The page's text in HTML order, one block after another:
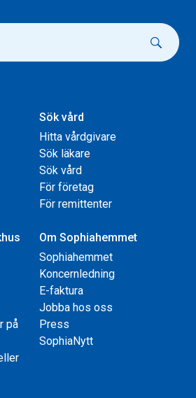
Sök vård
Hitta vårdgivare
Sök läkare
Sök vård
För företag
För remittenter
på
Om Sophiahemmet
Sophiahemmet
Koncernledning
E-faktura
Jobba hos oss
Press
SophiaNytt